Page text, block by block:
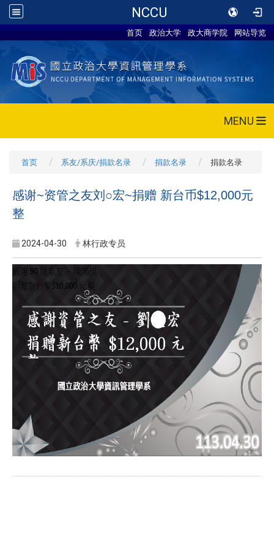
NCCU
首页 政治大学 政大商学院 网站导览
MENU
首页 系友/系庆/捐款名录 捐款名录 捐款名录
感谢~资管之友刘○宏~捐赠 新台币$12,000元
整
2024-04-30 林行政专员